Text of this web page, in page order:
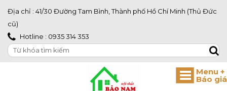
Địa chỉ : 41/30 Đường Tam Bình, Thành phố Hồ Chí Minh (Thủ Đức
cũ)
Hotline : 0935 314 353